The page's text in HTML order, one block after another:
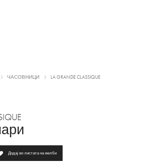
ЧАСОВНИЦИ LA GRANDE CLASSIQUE
Додај во листата на желби